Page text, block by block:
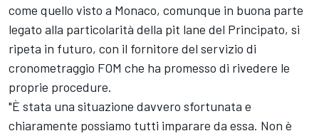
come quello visto a Monaco, comunque in buona parte
legato alla particolarità della pit lane del Principato, si
ripeta in futuro, con il fornitore del servizio di
cronometraggio FOM che ha promesso di rivedere le
proprie procedure.
"È stata una situazione davvero sfortunata e
chiaramente possiamo tutti imparare da essa. Non è